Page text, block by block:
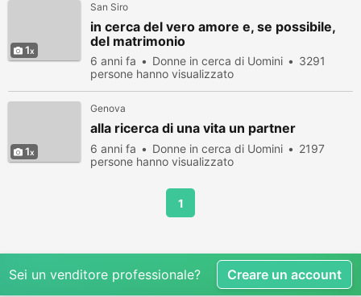
1
San Siro
in cerca del vero amore e, se possibile,
del matrimonio
6 anni fa Donne in cerca di Uomini
3291
persone hanno visualizzato
1
Genova
alla ricerca di una vita un partner
6 anni fa Donne in cerca di Uomini
2197
persone hanno visualizzato
1
Sei un venditore professionale? Creare un account